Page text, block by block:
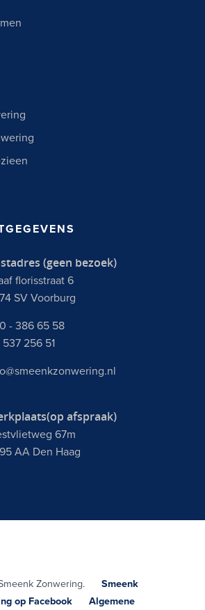
(geen bezoek)
florisstraat 6
SV Voorburg
- 386 65 58
256 51
afspraak)
67m
AA Den Haag
Zonwering. Smeenk
op Facebook
Algemene